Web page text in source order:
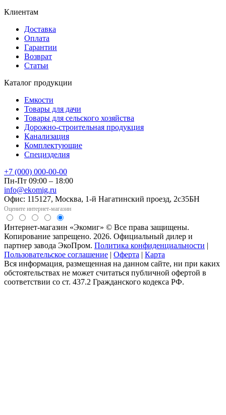
Клиентам
Доставка
Оплата
Гарантии
Возврат
Статьи
Каталог продукции
Емкости
Товары для дачи
Товары для сельского хозяйства
Дорожно-строительная продукция
Канализация
Комплектующие
Специзделия
+7 (000) 000-00-00
Пн-Пт 09:00 – 18:00
info@ekomig.ru
Офис: 115127, Москва, 1-й Нагатинский проезд, 2с35БН
Оцените интернет-магазин
Интернет-магазин «Экомиг» © Все права защищены.
Копирование запрещено. 2026. Официальный дилер и
партнер завода ЭкоПром. Политика конфиденциальности |
Пользовательское соглашение | Оферта | Карта
Вся информация, размещенная на данном сайте, ни при каких
обстоятельствах не может считаться публичной офертой в
соответствии со ст. 437.2 Гражданского кодекса РФ.